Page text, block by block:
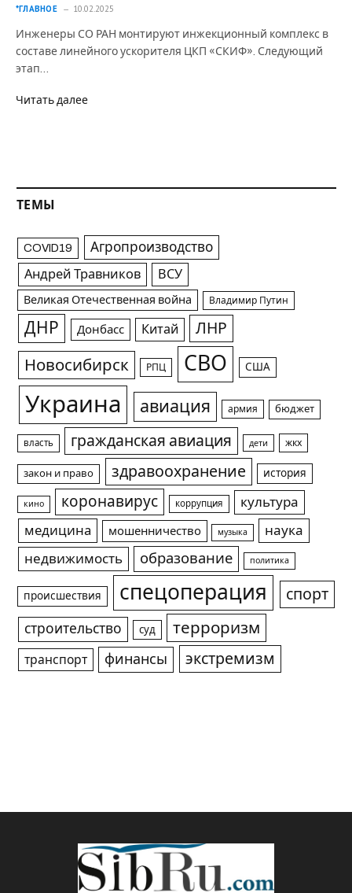
*ГЛАВНОЕ 10.02.2025
Инженеры СО РАН монтируют инжекционный комплекс в
составе линейного ускорителя ЦКП «СКИФ». Следующий
этап…
Читать далее
ТЕМЫ
COVID19 Агропроизводство
Андрей Травников ВСУ
Великая Отечественная война Владимир Путин
ДНР Донбасс Китай ЛНР
Новосибирск РПЦ СВО США
Украина авиация армия бюджет
власть гражданская авиация дети жкх
закон и право здравоохранение история
кино коронавирус коррупция
культура
медицина
мошенничество музыка
наука
недвижимость
образование политика
происшествия спецоперация спорт
строительство суд терроризм
транспорт финансы экстремизм